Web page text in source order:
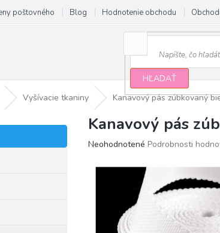
poštovného Blog Hodnotenie obchodu
HĽADAŤ
Vyšívacie tkaniny Kanavový pás zúbkovaný
Kanavový pás
Priemerné
produktu
hviezdičiek.
Neohodnotené Podrobnosti